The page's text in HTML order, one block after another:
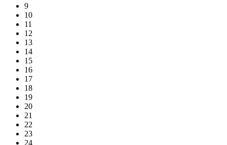
9
10
11
12
13
14
15
16
17
18
19
20
21
22
23
24